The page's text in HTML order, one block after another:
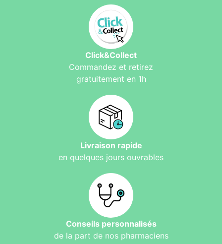
Click&Collect
Commandez et retirez
gratuitement en 1h
Livraison rapide
en quelques jours ouvrables
Conseils personnalisés
de la part de nos pharmaciens